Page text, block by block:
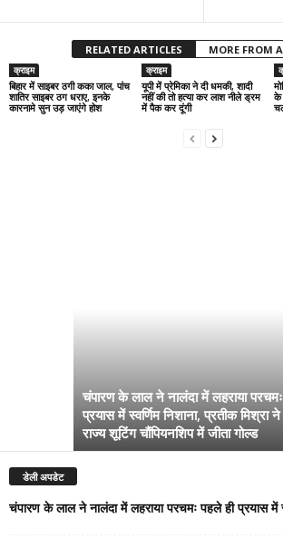
RELATED ARTICLES MORE FROM
क्राइम
बिहार में साइबर ठगी कका जाल, पांच
शातिर साइबर ठग धराए, इनके
कारनामे सुन उड़ जाएंगे होश
क्राइम
यूपी में प्रेमिका ने दी धमकी, शादी
नहीं की तो हत्या कर लाश नीले ड्रम
में पैक कर दूंगी
के
चंपारण के लाल ने नालंदा में लहराया
प्रयास में स्वर्णिम निशाना, प्रतीक मिश्रा ने
राज्य शूटिंग चौंपियनशिप में जीता गोल्ड
डेली अपडेट
चंपारण के लाल ने नालंदा में लहराया परचमः पहले ही प्रयास में